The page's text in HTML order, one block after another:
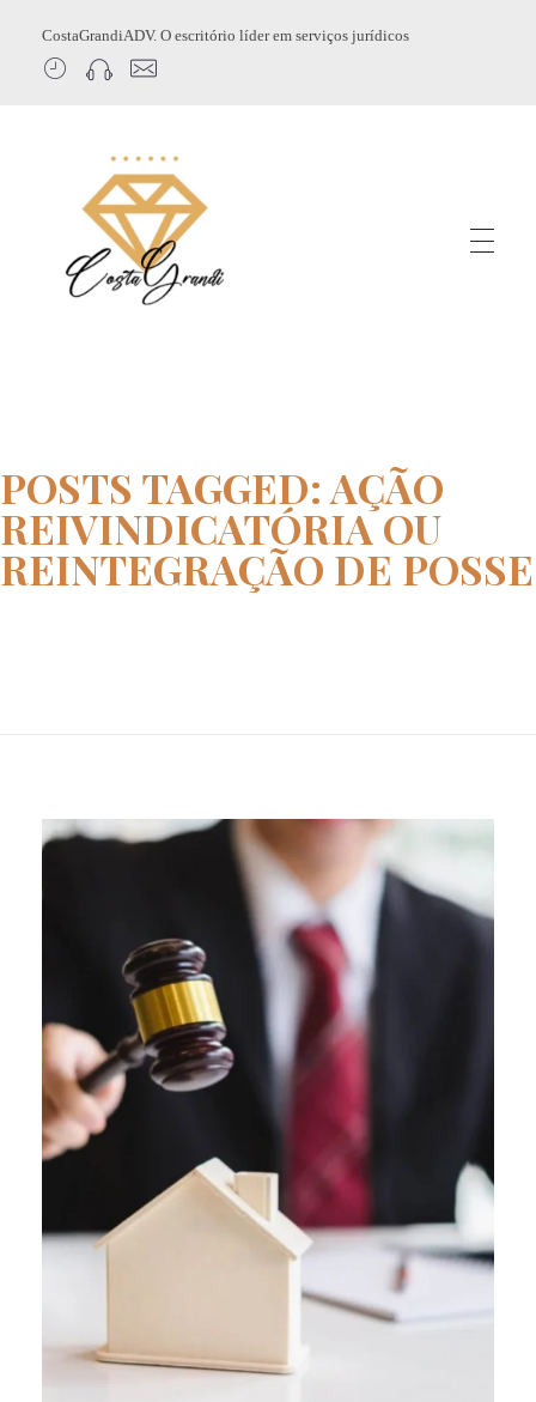
CostaGrandiADV. O escritório líder em serviços jurídicos
POSTS TAGGED: AÇÃO
REIVINDICATÓRIA OU
REINTEGRAÇÃO DE POSSE